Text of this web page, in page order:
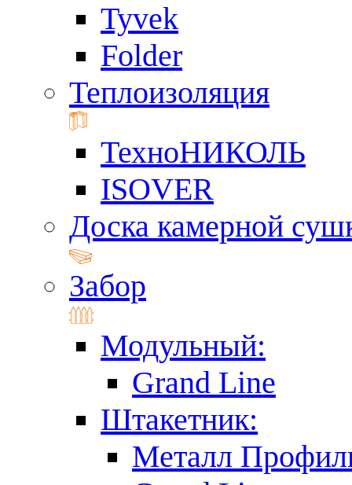
Tyvek
Folder
Теплоизоляция
ТехноНИКОЛЬ
ISOVER
Доска камерной
Забор
Модульный:
Grand Line
Штакетник:
Металл